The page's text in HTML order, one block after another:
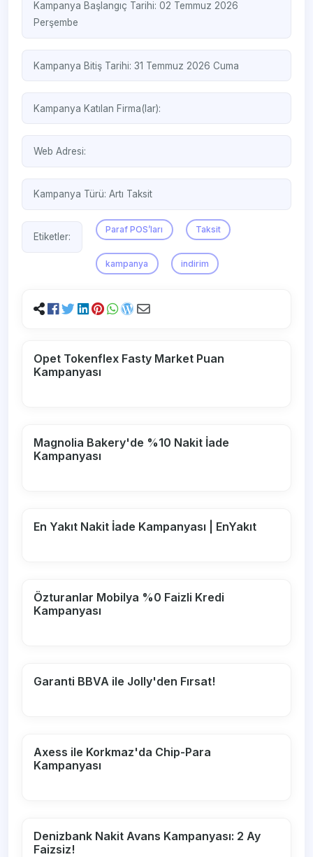
Kampanya Başlangıç Tarihi: 02 Temmuz 2026
Perşembe
Kampanya Bitiş Tarihi: 31 Temmuz 2026 Cuma
Kampanya Katılan Firma(lar):
Web Adresi:
Kampanya Türü:Artı Taksit
Etiketler:
Paraf POS’ları Taksit
kampanya indirim
Opet Tokenflex Fasty Market Puan
Kampanyası
Magnolia Bakery'de %10 Nakit İade
Kampanyası
En Yakıt Nakit İade Kampanyası | EnYakıt
Özturanlar Mobilya %0 Faizli Kredi
Kampanyası
Garanti BBVA ile Jolly'den Fırsat!
Axess ile Korkmaz'da Chip-Para
Kampanyası
Denizbank Nakit Avans Kampanyası: 2 Ay
Faizsiz!